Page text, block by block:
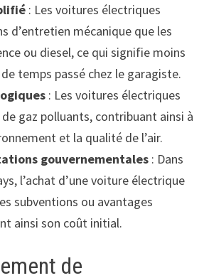
: Les voitures électriques
d’entretien mécanique que les
ou diesel, ce qui signifie moins
temps passé chez le garagiste.
: Les voitures électriques
gaz polluants, contribuant ainsi à
et la qualité de l’air.
gouvernementales: Dans
l’achat d’une voiture électrique
subventions ou avantages
ainsi son coût initial.
de